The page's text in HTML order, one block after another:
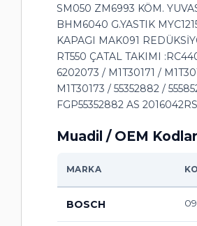
SM050 ZM6993 KÖM.
BHM6040 G.YASTIK
KAPAGI MAK091
RT550 ÇATAL TAKIMI
6202073 / M1T30171 /
M1T30173 / 55352882 /
FGP55352882 AS 2016042RS
Muadil / OEM
MARKA
BOSCH